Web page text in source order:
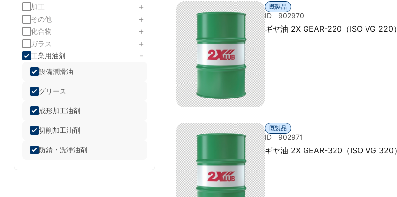
加工 +
その他 +
化合物 +
ガラス +
工業用油剤 -
設備潤滑油
グリース
成形加工油剤
切削加工油剤
防錆・洗浄油剤
既製品
ID：902970
ギヤ油 2X GEAR-220（ISO VG 220）
既製品
ID：902971
ギヤ油 2X GEAR-320（ISO VG 320）